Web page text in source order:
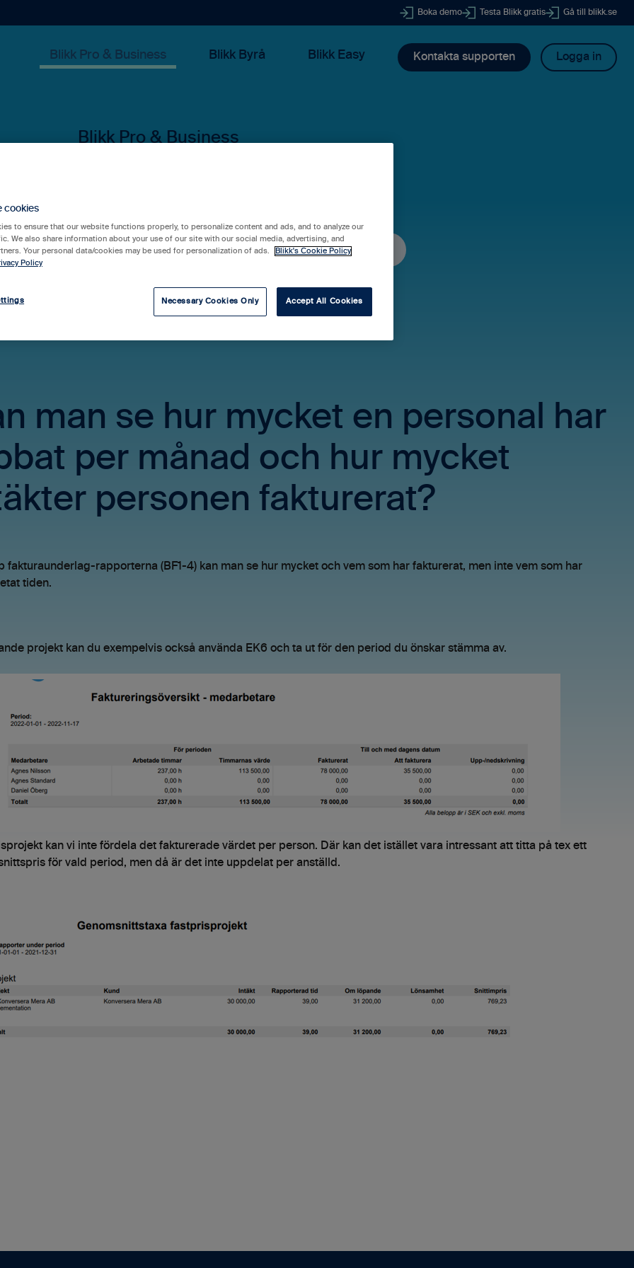
Boka demo Testa Blikk gratis Gå till blikk.se
Blikk Pro & Business Blikk Byrå Blikk Easy Kontakta supporten Logga in
kan vi hjälpa dig?
man se hur mycket en personal har
per månad och hur mycket
personen fakturerat?
fakturaunderlag-rapporterna (BF1-4) kan man se hur mycket och vem som har fakturerat, men inte vem som har
tiden.
projekt kan du exempelvis också använda EK6 och ta ut för den period du önskar stämma av.
kan vi inte fördela det fakturerade värdet per person. Där kan det istället vara intressant att titta på tex ett
för vald period, men då är det inte uppdelat per anställd.
cookies
to ensure that our website functions properly, to personalize content and ads, and to analyze our
We also share information about your use of our site with our social media, advertising, and
Your personal data/cookies may be used for personalization of ads.
Blikk's Cookie Policy
Policy
Necessary Cookies Only Accept All Cookies